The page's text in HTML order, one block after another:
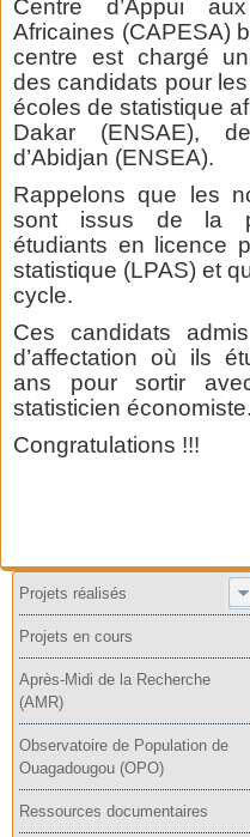
Centre d’Appui
Africaines (CAPESA)
centre est chargé
des candidats pour
écoles de statistique
Dakar (ENSAE),
d’Abidjan (ENSEA).
Rappelons que les
sont issus de la
étudiants en licence
statistique (LPAS) et
cycle.
Ces candidats
d’affectation où ils
ans pour sortir
statisticien économiste.
Congratulations !!!
Projets réalisés
Projets en cours
Après-Midi de la Recherche
(AMR)
Observatoire de Population de
Ouagadougou (OPO)
Ressources documentaires